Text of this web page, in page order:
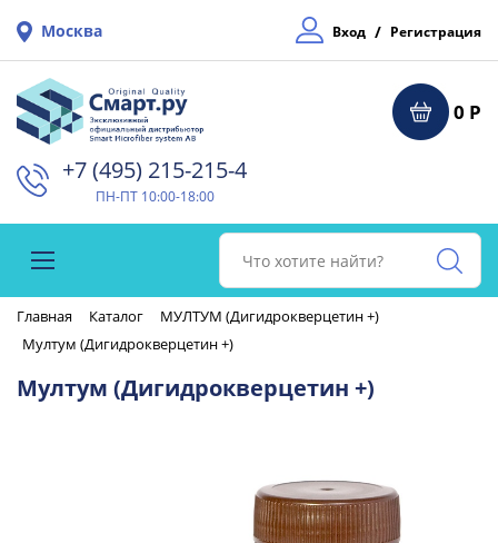
Москва Вход / Регистрация
0 Р
+7 (495) 215-215-4⁠
ПН-ПТ 10:00-18:00
Главная Каталог
МУЛТУМ (Дигидрокверцетин +)
Мултум (Дигидрокверцетин +)
Мултум (Дигидрокверцетин +)